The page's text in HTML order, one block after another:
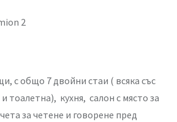
с общо 7 двойни стаи ( всяка със
тоалетна), кухня, салон с място за
за четене и говорене пред